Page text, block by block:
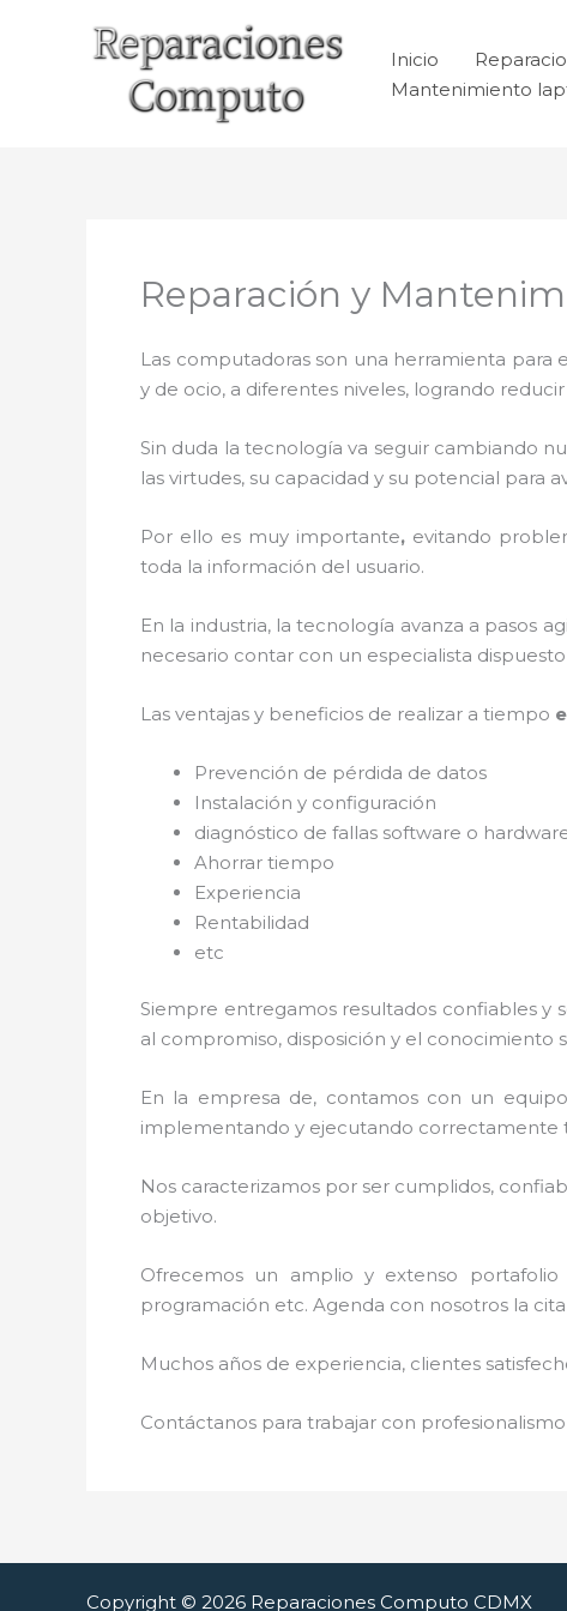
Inicio
Mantenimiento
Reparación y
Las computadoras son una herramienta para
y de ocio, a diferentes niveles, logrando
Sin duda la tecnología va seguir cambiando
las virtudes, su capacidad y su potencial para
Por ello es muy importante, evitando
toda la información del usuario.
En la industria, la tecnología avanza a pasos
necesario contar con un especialista
Las ventajas y beneficios de realizar a tiempo
Prevención de pérdida de datos
Instalación y configuración
diagnóstico de fallas software o
Ahorrar tiempo
Experiencia
Rentabilidad
etc
Siempre entregamos resultados confiables y
al compromiso, disposición y el conocimiento
En la empresa de, contamos con un
implementando y ejecutando correctamente
Nos caracterizamos por ser cumplidos,
objetivo.
Ofrecemos un amplio y extenso portafolio
programación etc. Agenda con nosotros la cita
Muchos años de experiencia, clientes
Contáctanos para trabajar con profesionalismo
Copyright © 2026 Reparaciones Computo CDMX